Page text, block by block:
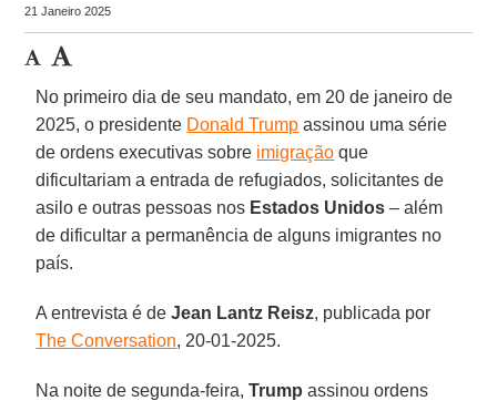
21 Janeiro 2025
No primeiro dia de seu mandato, em 20 de janeiro de
2025, o presidente Donald Trump assinou uma série
de ordens executivas sobre imigração que
dificultariam a entrada de refugiados, solicitantes de
asilo e outras pessoas nos Estados Unidos – além
de dificultar a permanência de alguns imigrantes no
país.
A entrevista é deJean Lantz Reisz, publicada por
The Conversation, 20-01-2025.
Na noite de segunda-feira,Trump assinou ordens